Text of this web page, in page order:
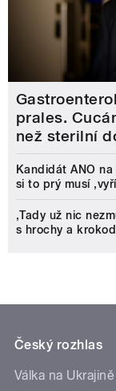
prales.
než sterilní
Kandidát ANO
si to prý musí
‚Tady už nic
s hrochy a
Český rozhlas
Válka na Ukrajině